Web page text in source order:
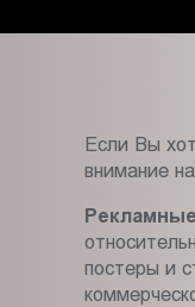
Если Вы
внимание
постеры и